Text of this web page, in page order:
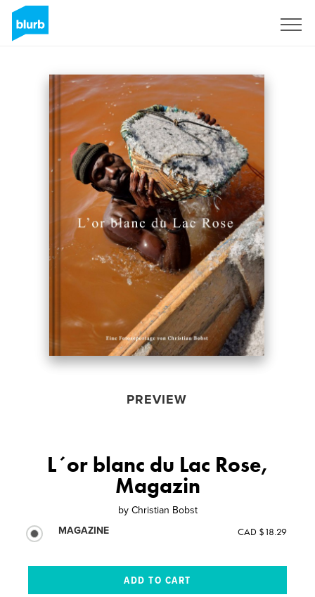
PREVIEW
L´or blanc du Lac Rose,
Magazin
by Christian Bobst
MAGAZINE
CAD $18.29